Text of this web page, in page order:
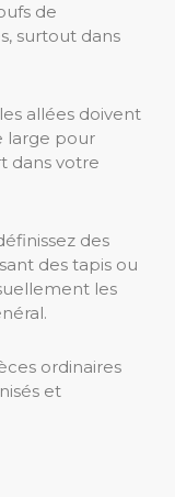
de
surtout dans
allées doivent
large pour
dans votre
des
des tapis ou
les
ordinaires
et